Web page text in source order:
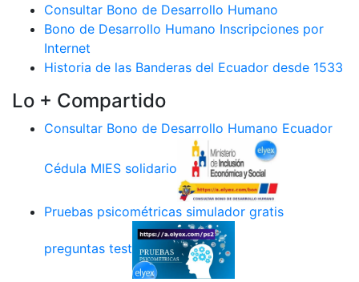
Consultar Bono de Desarrollo Humano
Bono de Desarrollo Humano Inscripciones por
Internet
Historia de las Banderas del Ecuador desde 1533
Lo + Compartido
Consultar Bono de Desarrollo Humano Ecuador
Cédula MIES solidario
Pruebas psicométricas simulador gratis
preguntas test